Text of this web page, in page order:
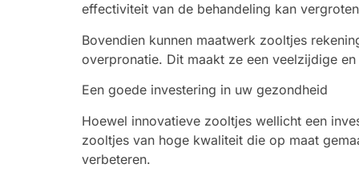
effectiviteit van de behandeling kan
Bovendien kunnen maatwerk zooltjes
overpronatie. Dit maakt ze een veelzijdige
Een goede investering in uw gezondheid
Hoewel innovatieve zooltjes wellicht een
zooltjes van hoge kwaliteit die op maat
verbeteren.